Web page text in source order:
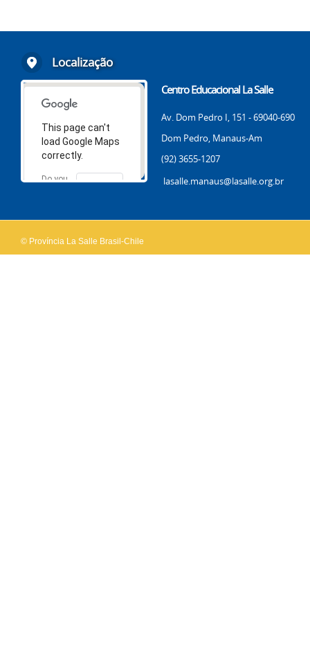
Localização
This page can't
load Google Maps
correctly.
Do you
OK
Centro Educacional La Salle
Av. Dom Pedro I, 151 - 69040-690
Dom Pedro, Manaus-Am
(92) 3655-1207
lasalle.manaus@lasalle.org.br
© Província La Salle Brasil-Chile